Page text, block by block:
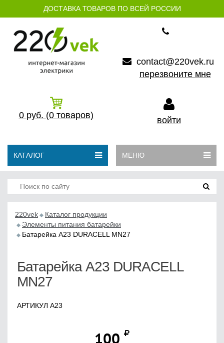
ДОСТАВКА ТОВАРОВ ПО ВСЕЙ РОССИИ
contact@220vek.ru
перезвоните мне
0 руб. (0 товаров) войти
КАТАЛОГ МЕНЮ
220vek
Каталог продукции
Элементы питания батарейки
Батарейка А23 DURACELL MN27
Батарейка А23 DURACELL
MN27
АРТИКУЛ A23
100